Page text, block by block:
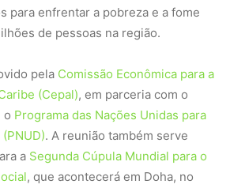
para enfrentar a pobreza e a fome
de pessoas na região.
pela Comissão Econômica para a
(Cepal), em parceria com o
o Programa das Nações Unidas para
. A reunião também serve
a Segunda Cúpula Mundial para o
, que acontecerá em Doha, no